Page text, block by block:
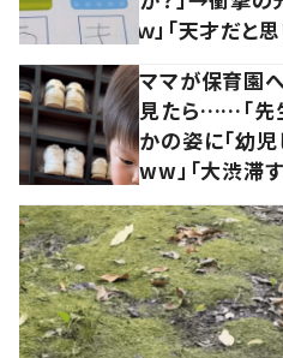
ｗ」「天才だと
ママが保育園
見たら……「先
かの姿に「幼
ww」「大渋滞